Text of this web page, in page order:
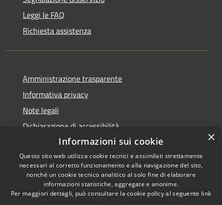
Leggi le FAQ
Richiesta assistenza
Amministrazione trasparente
Informativa privacy
Note legali
Dichiarazione di accessibilità
Accessibilità
Privacy
Copyright © 2026 • Comune di
Zumpano • Powered by
Municipium Accesso
×
Informazioni sui cookie
Questo sito web utilizza cookie tecnici e assimilati strettamente
necessari al corretto funzionamento e alla navigazione del sito,
nonché un cookie tecnico analitico al solo fine di elaborare
informazioni statistiche, aggregate e anonime.
Per maggiori dettagli, può consultare la cookie policy al seguente link